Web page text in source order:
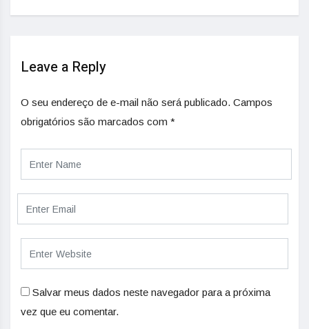
Leave a Reply
O seu endereço de e-mail não será publicado. Campos
obrigatórios são marcados com *
Salvar meus dados neste navegador para a próxima
vez que eu comentar.